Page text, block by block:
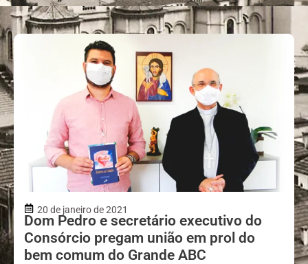
20 de janeiro de 2021
Dom Pedro e secretário executivo do
Consórcio pregam união em prol do
bem comum do Grande ABC